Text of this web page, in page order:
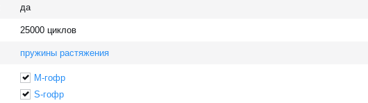
да
25000 циклов
пружины растяжения
M-гофр
S-гофр